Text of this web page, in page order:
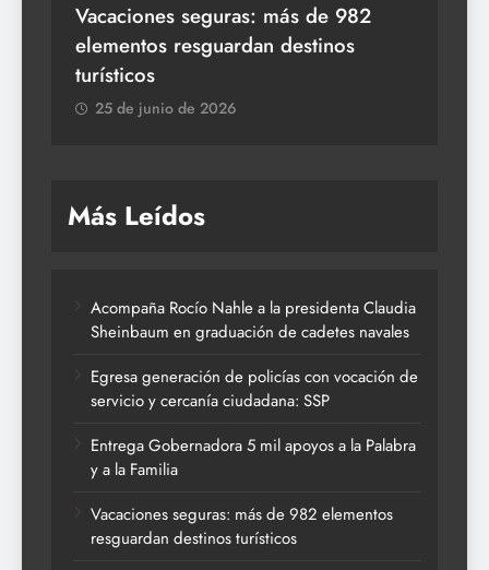
Vacaciones seguras: más de 982
elementos resguardan destinos
turísticos
25 de junio de 2026
Más Leídos
Acompaña Rocío Nahle a la presidenta Claudia
Sheinbaum en graduación de cadetes navales
Egresa generación de policías con vocación de
servicio y cercanía ciudadana: SSP
Entrega Gobernadora 5 mil apoyos a la Palabra
y a la Familia
Vacaciones seguras: más de 982 elementos
resguardan destinos turísticos